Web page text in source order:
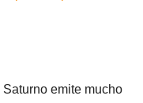
emite mucho